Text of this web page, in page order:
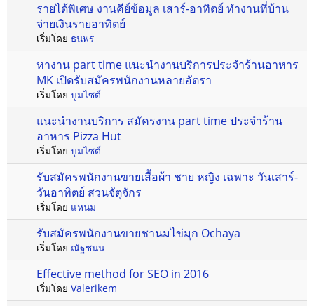
รายได้พิเศษ งานคีย์ข้อมูล เสาร์-อาทิตย์ ทำงานที่บ้าน
จ่ายเงินรายอาทิตย์
เริ่มโดย ธนพร
หางาน part time แนะนำงานบริการประจำร้านอาหาร
MK เปิดรับสมัครพนักงานหลายอัตรา
เริ่มโดย บูมไซต์
แนะนำงานบริการ สมัครงาน part time ประจำร้าน
อาหาร Pizza Hut
เริ่มโดย บูมไซต์
รับสมัครพนักงานขายเสื้อผ้า ชาย หญิง เฉพาะ วันเสาร์-
วันอาทิตย์ สวนจัตุจักร
เริ่มโดย แหนม
รับสมัครพนักงานขายชานมไข่มุก Ochaya
เริ่มโดย ณัฐชนน
Effective method for SEO in 2016
เริ่มโดย Valerikem